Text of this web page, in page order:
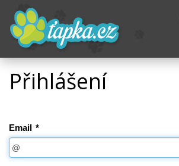
Přihlášení
Email *